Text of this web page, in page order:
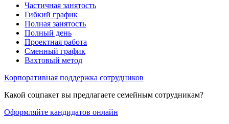
Частичная занятость
Гибкий график
Полная занятость
Полный день
Проектная работа
Сменный график
Вахтовый метод
Корпоративная поддержка сотрудников
Какой соцпакет вы предлагаете семейным сотрудникам?
Оформляйте кандидатов онлайн